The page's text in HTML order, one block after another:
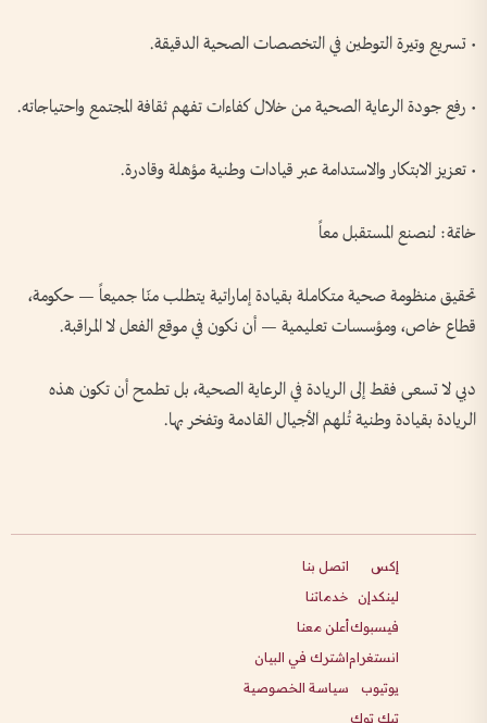
• تسريع وتيرة التوطين في التخصصات الصحية الدقيقة.
• رفع جودة الرعاية الصحية من خلال كفاءات تفهم ثقافة المجتمع واحتياجاته.
• تعزيز الابتكار والاستدامة عبر قيادات وطنية مؤهلة وقادرة.
خاتمة: لنصنع المستقبل معاً
تحقيق منظومة صحية متكاملة بقيادة إماراتية يتطلب منّا جميعاً — حكومة،
قطاع خاص، ومؤسسات تعليمية — أن نكون في موقع الفعل لا المراقبة.
دبي لا تسعى فقط إلى الريادة في الرعاية الصحية، بل تطمح أن تكون هذه
الريادة بقيادة وطنية تُلهم الأجيال القادمة وتفخر بها.
إكس
لينكدإن
فيسبوك
انستغرام
يوتيوب
تيك توك
اتصل بنا
خدماتنا
أعلن معنا
اشترك في البيان
سياسة الخصوصية